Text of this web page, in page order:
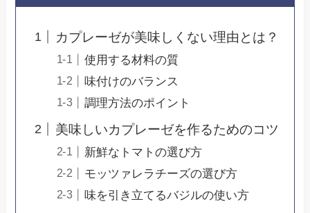
カプレーゼが美味しくない理由とは？
使用する材料の質
味付けのバランス
調理方法のポイント
美味しいカプレーゼを作るためのコツ
新鮮なトマトの選び方
モッツァレラチーズの選び方
味を引き立てるバジルの使い方